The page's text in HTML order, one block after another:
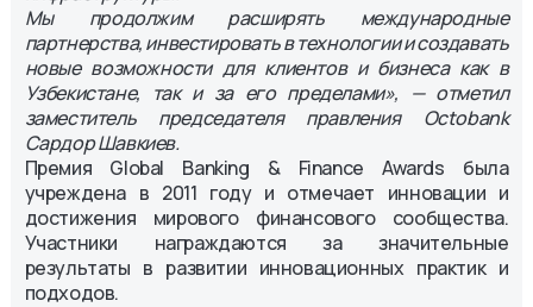
Мы продолжим расширять международные
партнерства, инвестировать в технологии и создавать
новые возможности для клиентов и бизнеса как в
Узбекистане, так и за его пределами», — отметил
заместитель председателя правления Octobank
Сардор Шавкиев.
Премия Global Banking & Finance Awards была
учреждена в 2011 году и отмечает инновации и
достижения мирового финансового сообщества.
Участники награждаются за значительные
результаты в развитии инновационных практик и
подходов.